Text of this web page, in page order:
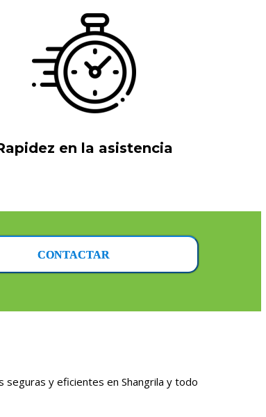
en la asistencia
CONTACTAR
seguras y eficientes en Shangrila y todo